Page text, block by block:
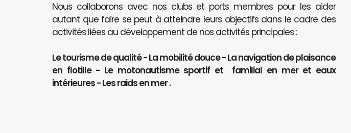
Nous collaborons avec nos clubs et ports membres pour les aider
autant que faire se peut à atteindre leurs objectifs dans le cadre des
activités liées au développement de nos activités principales :
Le tourisme de qualité - La mobilité douce - La navigation de plaisance
en flotille - Le motonautisme sportif et familial en mer et eaux
intérieures - Les raids en mer .